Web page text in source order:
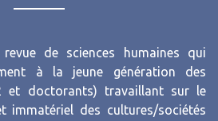
revue de sciences humaines qui
à la jeune génération des
et doctorants) travaillant sur le
immatériel des cultures/sociétés